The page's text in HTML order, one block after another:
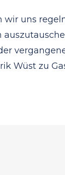
wir uns
Wüst zu